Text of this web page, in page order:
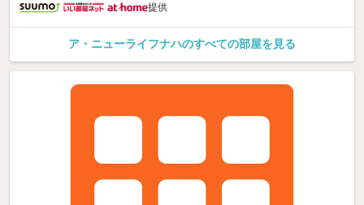
提供
ア・ニューライフナハのすべての部屋を見る